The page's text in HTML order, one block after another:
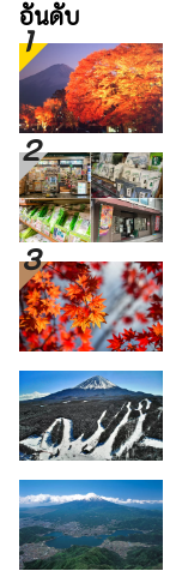
อันดับ